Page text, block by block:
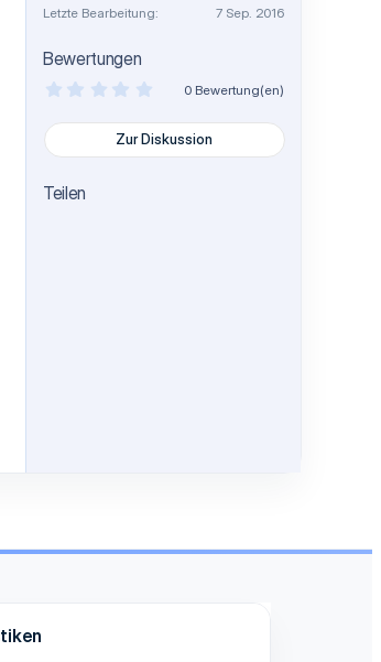
Letzte Bearbeitung
7 Sep. 2016
Bewertungen
0
S
0 Bewertung(en)
Zur Diskussion
Teilen